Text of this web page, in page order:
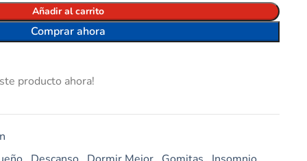
Añadir al carrito
Comprar ahora
producto ahora!